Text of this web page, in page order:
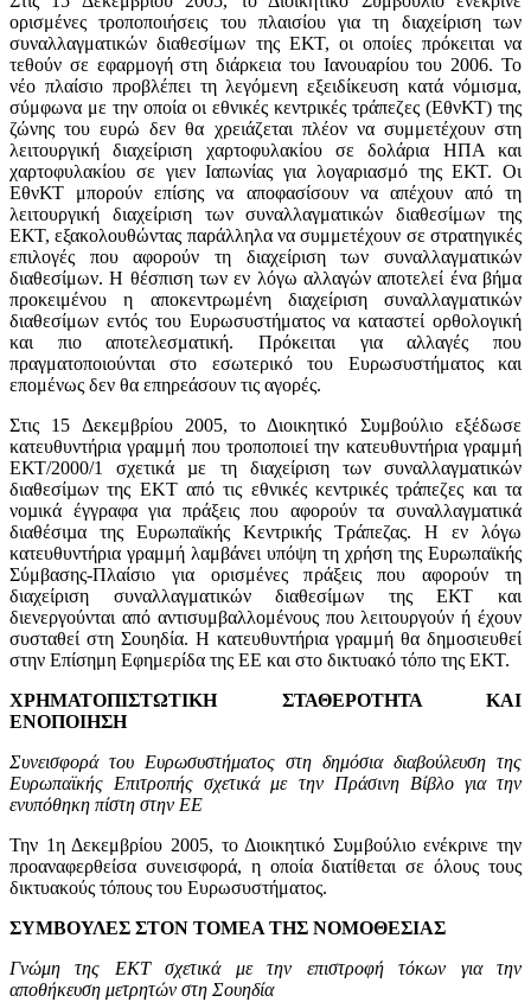
ορισμένες τροποποιήσεις του πλαισίου για τη διαχείριση των
συναλλαγματικών διαθεσίμων της ΕΚΤ, οι οποίες πρόκειται να
τεθούν σε εφαρμογή στη διάρκεια του Ιανουαρίου του 2006. Το
νέο πλαίσιο προβλέπει τη λεγόμενη εξειδίκευση κατά νόμισμα,
σύμφωνα με την οποία οι εθνικές κεντρικές τράπεζες (ΕθνΚΤ) της
ζώνης του ευρώ δεν θα χρειάζεται πλέον να συμμετέχουν στη
λειτουργική διαχείριση χαρτοφυλακίου σε δολάρια ΗΠΑ και
χαρτοφυλακίου σε γιεν Ιαπωνίας για λογαριασμό της ΕΚΤ. Οι
ΕθνΚΤ μπορούν επίσης να αποφασίσουν να απέχουν από τη
λειτουργική διαχείριση των συναλλαγματικών διαθεσίμων της
ΕΚΤ, εξακολουθώντας παράλληλα να συμμετέχουν σε στρατηγικές
επιλογές που αφορούν τη διαχείριση των συναλλαγματικών
διαθεσίμων. Η θέσπιση των εν λόγω αλλαγών αποτελεί ένα βήμα
προκειμένου η αποκεντρωμένη διαχείριση συναλλαγματικών
διαθεσίμων εντός του Ευρωσυστήματος να καταστεί ορθολογική
και πιο αποτελεσματική. Πρόκειται για αλλαγές που
πραγματοποιούνται στο εσωτερικό του Ευρωσυστήματος και
επομένως δεν θα επηρεάσουν τις αγορές.
Στις 15 Δεκεμβρίου 2005, το Διοικητικό Συμβούλιο εξέδωσε
κατευθυντήρια γραμμή που τροποποιεί την κατευθυντήρια γραμμή
ΕΚΤ/2000/1 σχετικά µε τη διαχείριση των συναλλαγµατικών
διαθεσίµων της EKT από τις εθνικές κεντρικές τράπεζες και τα
νοµικά έγγραφα για πράξεις που αφορούν τα συναλλαγµατικά
διαθέσιµα της Eυρωπαϊκής Κεντρικής Τράπεζας. Η εν λόγω
κατευθυντήρια γραμμή λαμβάνει υπόψη τη χρήση της Ευρωπαϊκής
Σύμβασης-Πλαίσιο για ορισμένες πράξεις που αφορούν τη
διαχείριση συναλλαγματικών διαθεσίμων της ΕΚΤ και
διενεργούνται από αντισυμβαλλομένους που λειτουργούν ή έχουν
συσταθεί στη Σουηδία. Η κατευθυντήρια γραμμή θα δημοσιευθεί
στην Επίσημη Εφημερίδα της ΕΕ και στο δικτυακό τόπο της ΕΚΤ.
ΧΡΗΜΑΤΟΠΙΣΤΩΤΙΚΗ ΣΤΑΘΕΡΟΤΗΤΑ ΚΑΙ
ΕΝΟΠΟΙΗΣΗ
Συνεισφορά του Ευρωσυστήματος στη δημόσια διαβούλευση της
Ευρωπαϊκής Επιτροπής σχετικά με την Πράσινη Βίβλο για την
ενυπόθηκη πίστη στην ΕΕ
Την 1η Δεκεμβρίου 2005, το Διοικητικό Συμβούλιο ενέκρινε την
προαναφερθείσα συνεισφορά, η οποία διατίθεται σε όλους τους
δικτυακούς τόπους του Ευρωσυστήματος.
ΣΥΜΒΟΥΛΕΣ ΣΤΟΝ ΤΟΜΕΑ ΤΗΣ ΝΟΜΟΘΕΣΙΑΣ
Γνώμη της ΕΚΤ σχετικά με την επιστροφή τόκων για την
αποθήκευση μετρητών στη Σουηδία